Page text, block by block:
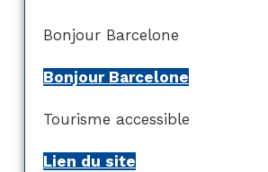
Bonjour Barcelone
Bonjour Barcelone
Tourisme accessible
Lien du site